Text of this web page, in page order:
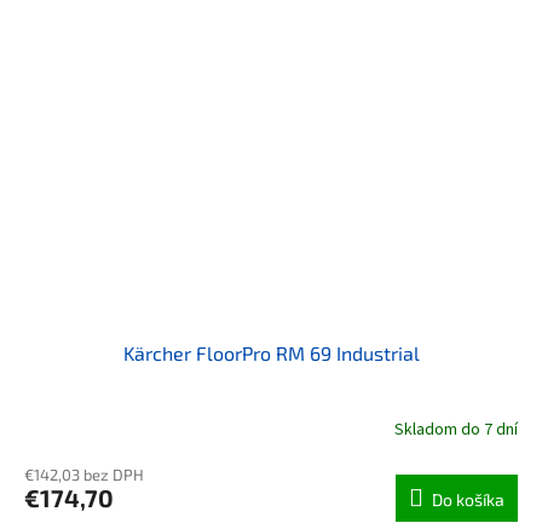
Kärcher FloorPro RM 69 Industrial
Skladom do 7 dní
€142,03 bez DPH
€174,70 Do košíka